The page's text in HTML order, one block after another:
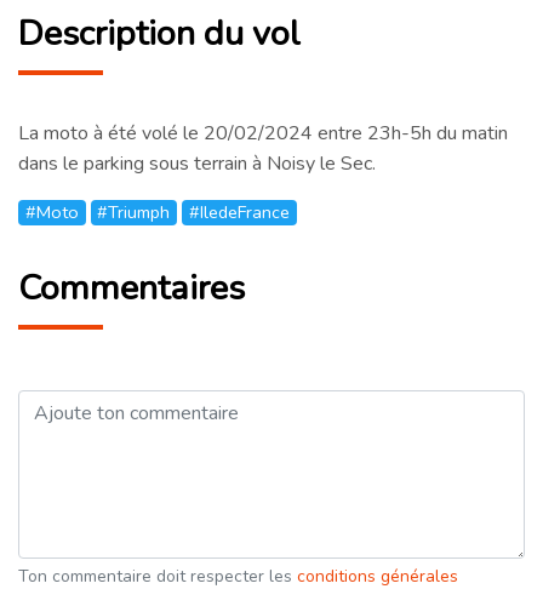
Description du vol
La moto à été volé le 20/02/2024 entre 23h-5h du matin
dans le parking sous terrain à Noisy le Sec.
#Moto #Triumph #IledeFrance
Commentaires
Ton commentaire doit respecter les conditions générales